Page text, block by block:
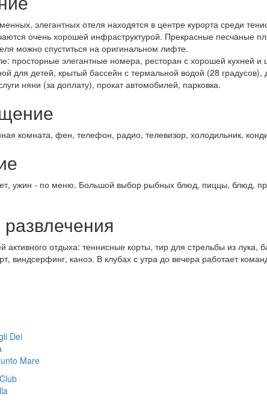
элегантных отеля находятся в центре курорта среди
очень хорошей инфраструктурой. Прекрасные песчаные
можно спуститься на оригинальном лифте.
просторные элегантные номера, ресторан с хорошей
для детей, крытый бассейн с термальной водой (28
няни (за доплату), прокат автомобилей, парковка.
комната, фен, телефон, радио, телевизор, холодильник,
ужин - по меню. Большой выбор рыбных блюд, пиццы, блюд,
активного отдыха: теннисные корты, тир для стрельбы из
виндсерфинг, каноэ. В клубах с утра до вечера работает
Dei
Mare